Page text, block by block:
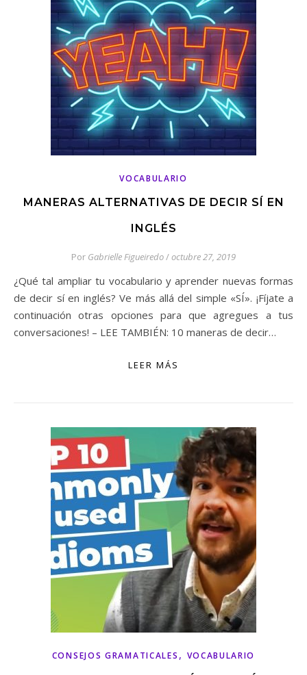
VOCABULARIO
MANERAS ALTERNATIVAS DE DECIR SÍ EN
INGLÉS
Por Gabrielle Figueiredo/octubre 27, 2019
¿Qué tal ampliar tu vocabulario y aprender nuevas formas
de decir sí en inglés? Ve más allá del simple «SÍ». ¡Fíjate a
continuación otras opciones para que agregues a tus
conversaciones! – LEE TAMBIÉN: 10 maneras de decir…
LEER MÁS
CONSEJOS GRAMATICALES , VOCABULARIO